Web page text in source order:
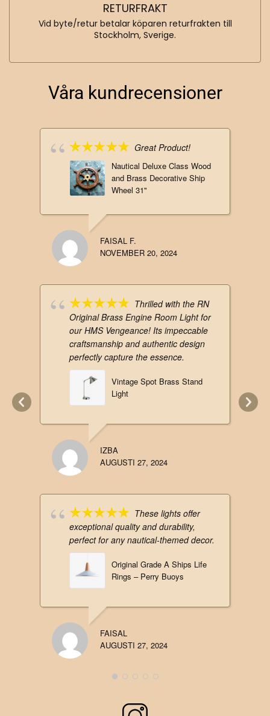
RETURFRAKT
Vid byte/retur betalar köparen returfrakten till
Stockholm, Sverige.
Våra kundrecensioner
Great Product!
Nautical Deluxe Class Wood
and Brass Decorative Ship
Wheel 31"
FAISAL F.
NOVEMBER 20, 2024
Thrilled with the RN
Original Brass Engine Room Light for
our HMS Vengeance! Its impeccable
craftsmanship and authentic design
perfectly capture the essence.
Vintage Spot Brass Stand
Light
IZBA
AUGUSTI 27, 2024
These lights offer
exceptional quality and durability,
perfect for any nautical-themed decor.
Original Grade A Ships Life
Rings – Perry Buoys
FAISAL
AUGUSTI 27, 2024